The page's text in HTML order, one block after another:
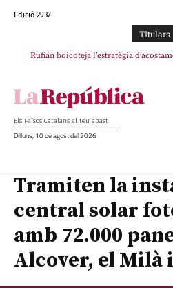
Edició 2937
TItulars
Rufián boicoteja l’estratègia
Els Països Catalans al teu abast
Dilluns, 10 de agost del 2026
Tramiten la
central solar
amb 72.000
Alcover, el Milà